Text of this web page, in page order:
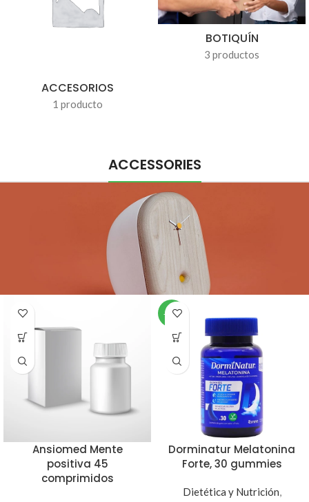
ACCESORIOS
1 producto
BOTIQUÍN
3 productos
ACCESSORIES
Ansiomed Mente
positiva 45
comprimidos
-10%
Dorminatur Melatonina
Forte, 30 gummies
Dietética y Nutrición,